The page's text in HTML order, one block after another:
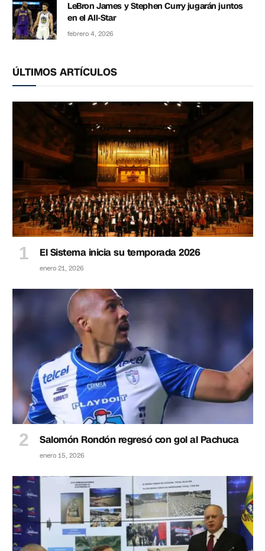
LeBron James y Stephen Curry jugarán juntos
en el All-Star
febrero 4, 2026
ÚLTIMOS ARTÍCULOS
El Sistema inicia su temporada 2026
enero 21, 2026
Salomón Rondón regresó con gol al Pachuca
enero 15, 2026